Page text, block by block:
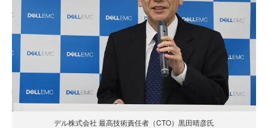
デル株式会社 最高技術責任者（CTO）黒田晴彦氏